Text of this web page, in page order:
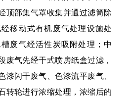
顶部集气罩收集并通过滤筒除
移动式有机废气处理设施处
废气经活性炭吸附处理；中
废气先经干式喷房纸盒过滤，
漆闪干废气、色漆流平废气、
转轮进行浓缩处理，浓缩后的